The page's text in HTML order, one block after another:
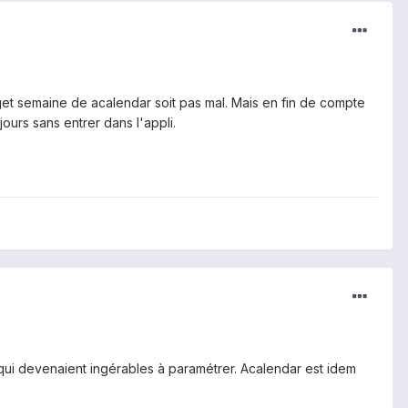
de acalendar soit pas mal. Mais en fin de compte
sans entrer dans l'appli.
devenaient ingérables à paramétrer. Acalendar est idem